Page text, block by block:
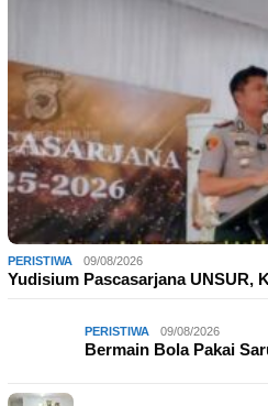
PERISTIWA 09/08/2026
Yudisium Pascasarjana UNSUR,
PERISTIWA 09/08/2026
Bermain Bola Pakai